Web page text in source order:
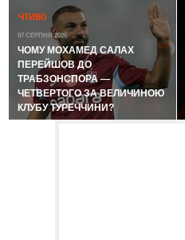
ЧТИВО
07 СЕРПНЯ 2026
ЧОМУ МОХАМЕД САЛАХ
ПЕРЕЙШОВ ДО
ТРАБЗОНСПОРА —
ЧЕТВЕРТОГО ЗА ВЕЛИЧИНОЮ
КЛУБУ ТУРЕЧЧИНИ?